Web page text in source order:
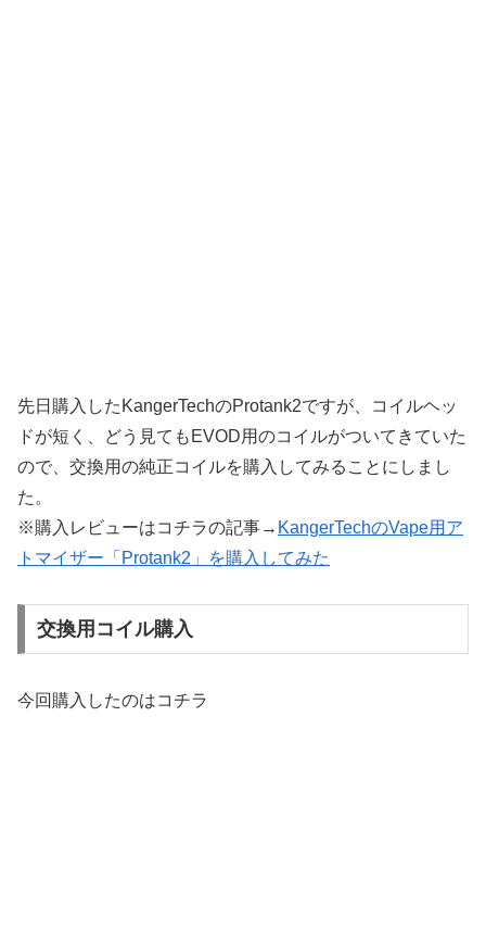
先日購入したKangerTechのProtank2ですが、コイルヘッ
ドが短く、どう見てもEVOD用のコイルがついてきていた
ので、交換用の純正コイルを購入してみることにしまし
た。
※購入レビューはコチラの記事→ KangerTechのVape用ア
トマイザー「Protank2」を購入してみた
交換用コイル購入
今回購入したのはコチラ